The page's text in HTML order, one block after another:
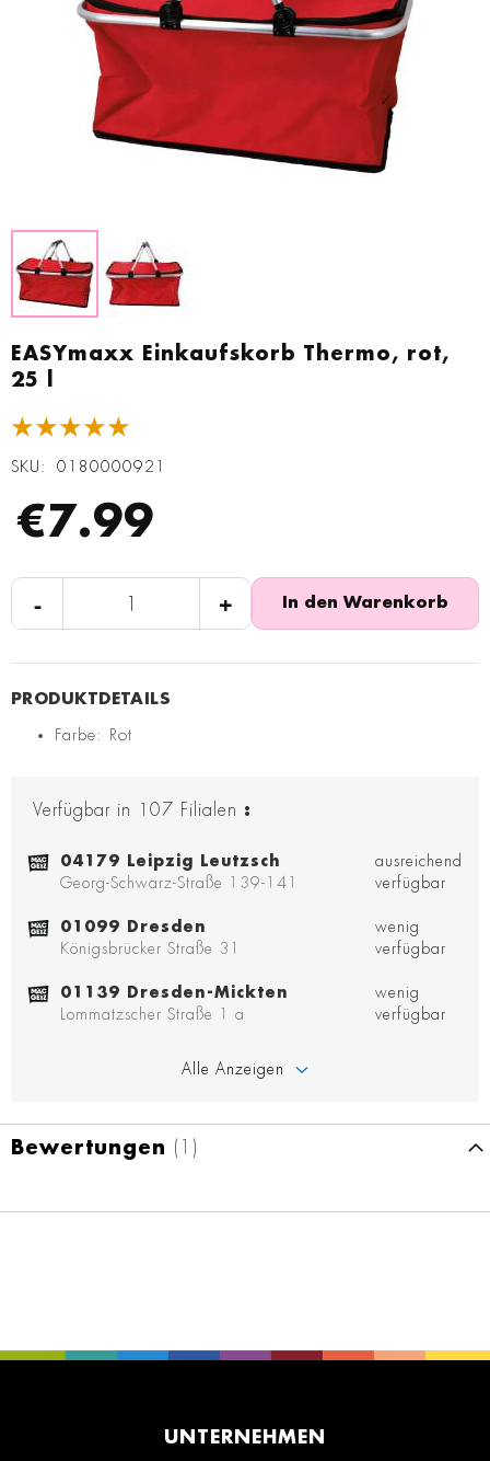
EASYmaxx Einkaufskorb Thermo, rot,
25 l
★★★★★
SKU 0180000921
€7.99
- + In den Warenkorb
Farbe: Rot
Verfügbar in 107 Filialen :
04179 Leipzig Leutzsch
Georg-Schwarz-Straße 139-141
ausreichend
verfügbar
01099 Dresden
Königsbrücker Straße 31
wenig
verfügbar
01139 Dresden-Mickten
Lommatzscher Straße 1 a
wenig
verfügbar
Alle Anzeigen
Anfang
der
springen
Bewertungen
UNTERNEHMEN